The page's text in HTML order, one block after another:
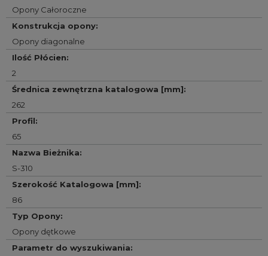
Opony Całoroczne
Konstrukcja opony:
Opony diagonalne
Ilość Płócien:
2
Średnica zewnętrzna katalogowa [mm]:
262
Profil:
65
Nazwa Bieżnika:
S-310
Szerokość Katalogowa [mm]:
86
Typ Opony:
Opony dętkowe
Parametr do wyszukiwania: